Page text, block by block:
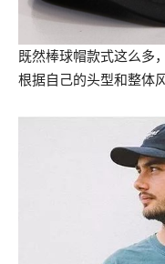
既然棒球帽款式这么多
根据自己的头型和整体